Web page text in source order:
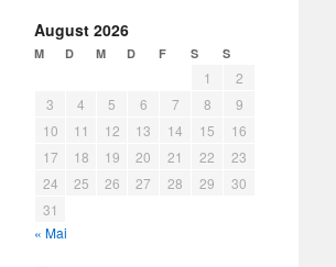
August 2026
M D M D F S S
1
2
3
4 5 6 7 8
9
10
11 12 13 14 15
16
17
18 19 20 21 22
23
24
25 26 27 28 29
30
31
« Mai